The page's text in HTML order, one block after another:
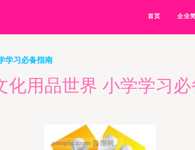
首页 企业
学习必备指南
化用品世界 小学学习